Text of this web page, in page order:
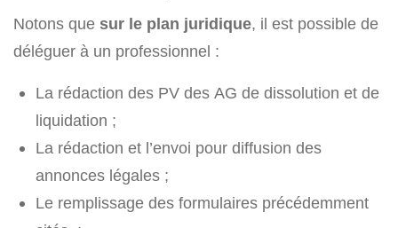
Notons que sur le plan juridique, il est possible de
déléguer à un professionnel :
La rédaction des PV des AG de dissolution et de
liquidation ;
La rédaction et l’envoi pour diffusion des
annonces légales ;
Le remplissage des formulaires précédemment